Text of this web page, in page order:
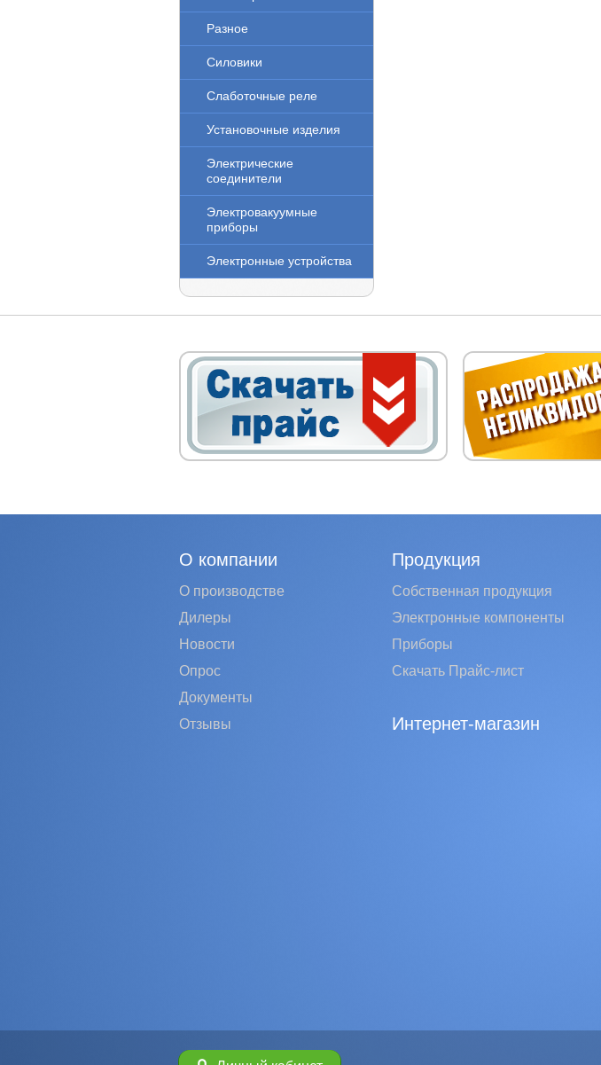
Разное
Силовики
Слаботочные реле
Установочные изделия
Электрические
соединители
Электровакуумные
приборы
Электронные устройства
О компании
О производстве
Дилеры
Новости
Опрос
Документы
Отзывы
Продукция
Собственная продукция
Электронные компоненты
Приборы
Скачать Прайс-лист
Интернет-магазин